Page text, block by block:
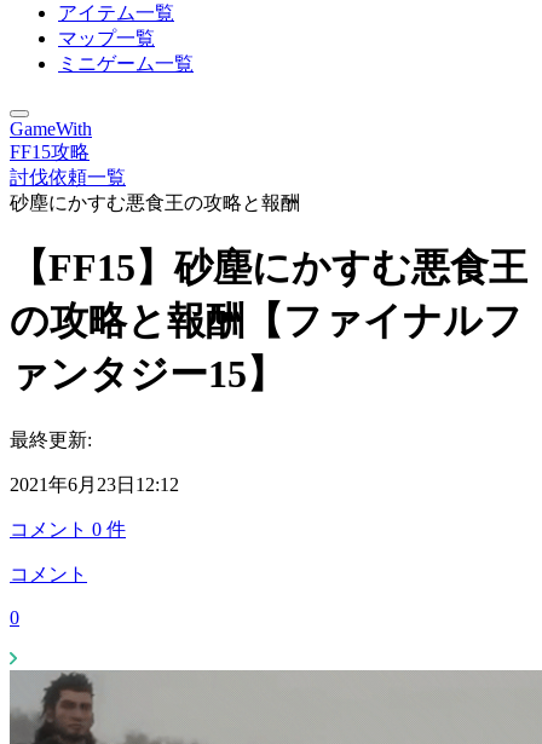
アイテム一覧
マップ一覧
ミニゲーム一覧
GameWith
FF15攻略
討伐依頼一覧
砂塵にかすむ悪食王の攻略と報酬
【FF15】砂塵にかすむ悪食王
の攻略と報酬【ファイナルフ
ァンタジー15】
最終更新:
2021年6月23日12:12
コメント 0 件
コメント
0